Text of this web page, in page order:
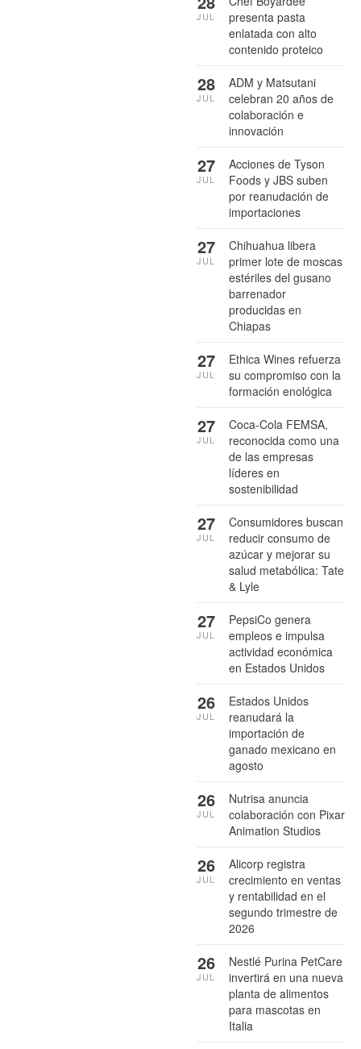
presenta pasta
enlatada con alto
contenido proteico
JUL
ADM y Matsutani
celebran 20 años de
colaboración e
innovación
28
JUL
Acciones de Tyson
Foods y JBS suben
por reanudación de
importaciones
27
JUL
Chihuahua libera
primer lote de moscas
estériles del gusano
barrenador
producidas en
Chiapas
27
JUL
Ethica Wines refuerza
su compromiso con la
formación enológica
27
JUL
Coca-Cola FEMSA,
reconocida como una
de las empresas
líderes en
sostenibilidad
27
JUL
Consumidores buscan
reducir consumo de
azúcar y mejorar su
salud metabólica: Tate
& Lyle
27
JUL
PepsiCo genera
empleos e impulsa
actividad económica
en Estados Unidos
27
JUL
Estados Unidos
reanudará la
importación de
ganado mexicano en
agosto
26
JUL
Nutrisa anuncia
colaboración con Pixar
Animation Studios
26
JUL
Alicorp registra
crecimiento en ventas
y rentabilidad en el
segundo trimestre de
2026
26
JUL
Nestlé Purina PetCare
invertirá en una nueva
planta de alimentos
para mascotas en
Italia
26
JUL